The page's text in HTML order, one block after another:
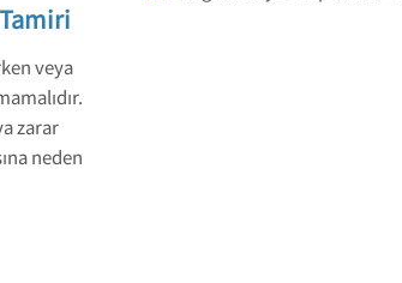
veya
zarar
neden